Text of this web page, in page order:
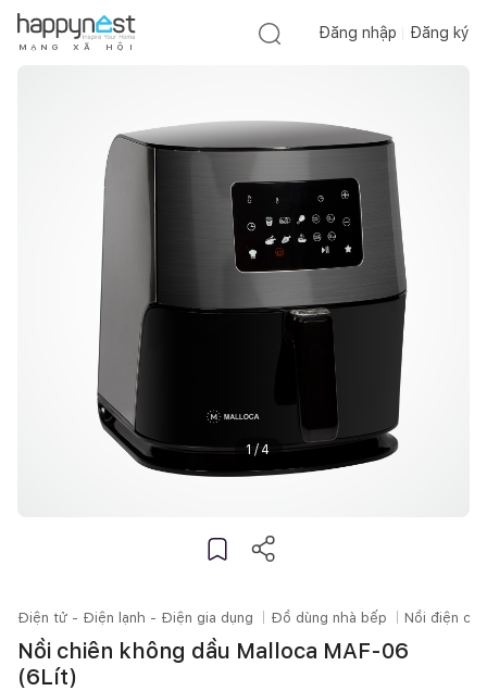
M Ạ N G X Ã H Ộ I
Đăng nhập Đăng ký
1 / 4
Điện tử - Điện lạnh - Điện gia dụng Đồ dùng nhà bếp Nồi điện
Nồi chiên không dầu Malloca MAF-06
(6Lít)